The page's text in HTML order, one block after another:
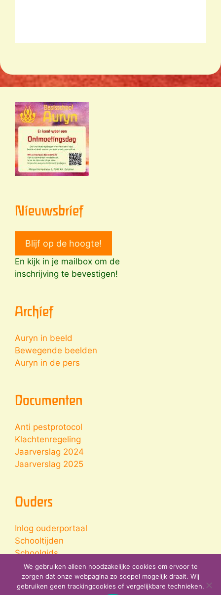
Nieuwsbrief
Blijf op de hoogte!
En kijk in je mailbox om de
inschrijving te bevestigen!
Archief
Auryn in beeld
Bewegende beelden
Auryn in de pers
Documenten
Anti pestprotocol
Klachtenregeling
Jaarverslag 2024
Jaarverslag 2025
Ouders
Inlog ouderportaal
Schooltijden
Schoolgids
Jaarplanner
We gebruiken alleen noodzakelijke cookies om ervoor te
zorgen dat onze webpagina zo soepel mogelijk draait. Wij
gebruiken geen trackingcookies of vergelijkbare technieken.